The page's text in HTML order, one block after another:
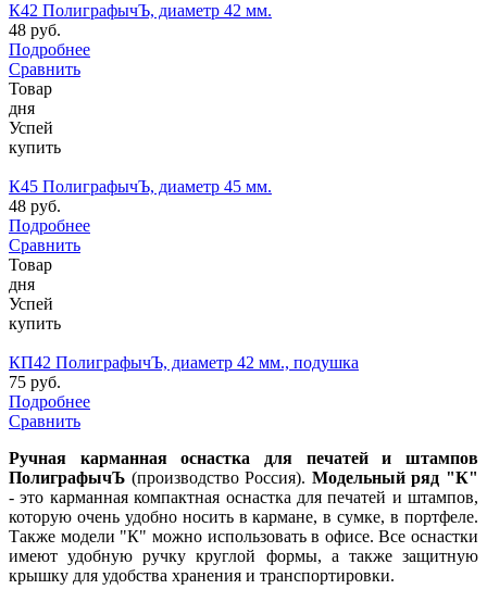
К42 ПолиграфычЪ, диаметр 42 мм.
48 руб.
Подробнее
Сравнить
Товар
дня
Успей
купить
К45 ПолиграфычЪ, диаметр 45 мм.
48 руб.
Подробнее
Сравнить
Товар
дня
Успей
купить
КП42 ПолиграфычЪ, диаметр 42 мм., подушка
75 руб.
Подробнее
Сравнить
Ручная карманная оснастка для печатей и штампов
ПолиграфычЪ (производство Россия). Модельный ряд "К"
- это карманная компактная оснастка для печатей и штампов,
которую очень удобно носить в кармане, в сумке, в портфеле.
Также модели "К" можно использовать в офисе. Все оснастки
имеют удобную ручку круглой формы, а также защитную
крышку для удобства хранения и транспортировки.